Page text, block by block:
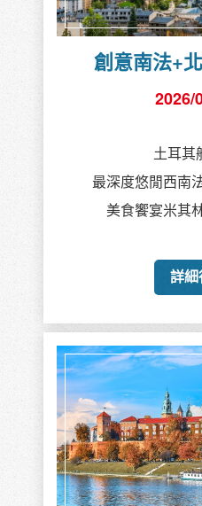
創意南法+
2026/
土耳其
最深度悠閒西南
美食饗宴米其
詳